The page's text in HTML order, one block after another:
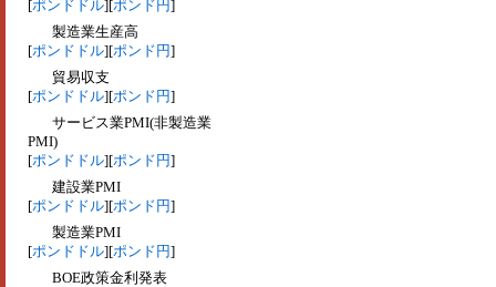
[ポンドドル][ポンド円]
製造業生産高
[ポンドドル][ポンド円]
貿易収支
[ポンドドル][ポンド円]
サービス業PMI(非製造業
PMI)
[ポンドドル][ポンド円]
建設業PMI
[ポンドドル][ポンド円]
製造業PMI
[ポンドドル][ポンド円]
BOE政策金利発表